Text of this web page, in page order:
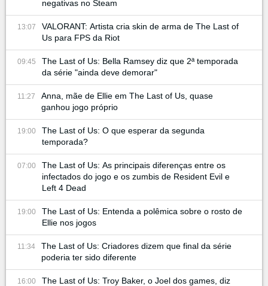
negativas no Steam
13:07
VALORANT: Artista cria skin de arma de The Last of
Us para FPS da Riot
09:45
The Last of Us: Bella Ramsey diz que 2ª temporada
da série "ainda deve demorar"
11:27
Anna, mãe de Ellie em The Last of Us, quase
ganhou jogo próprio
19:00
The Last of Us: O que esperar da segunda
temporada?
07:00
The Last of Us: As principais diferenças entre os
infectados do jogo e os zumbis de Resident Evil e
Left 4 Dead
19:00
The Last of Us: Entenda a polêmica sobre o rosto de
Ellie nos jogos
11:34
The Last of Us: Criadores dizem que final da série
poderia ter sido diferente
16:00
The Last of Us: Troy Baker, o Joel dos games, diz